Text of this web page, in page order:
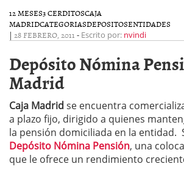
12 MESES3 CERDITOSCAJA
MADRIDCATEGORIASDEPOSITOSENTIDADES
| 28 FEBRERO, 2011 - Escrito por: nvindi
Depósito Nómina
Madrid
Caja Madrid se encuentra
a plazo fijo, dirigido a quienes
la pensión domiciliada en la entidad.
Depósito Nómina Pensión, una
que le ofrece un rendimiento